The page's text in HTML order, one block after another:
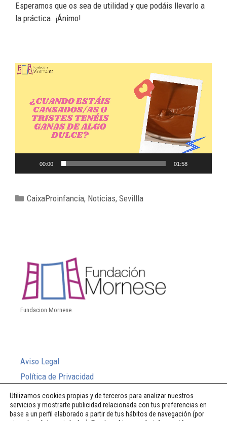
Esperamos que os sea de utilidad y que podáis llevarlo a
la práctica. ¡Ánimo!
Reproductor
00:00 01:58
CaixaProinfancia, Noticias,Sevillla
Fundacion Mornese.
Aviso Legal
Política de Privacidad
Política de Cookies
Sistema Interno de Información
Utilizamos cookies propias y de terceros para analizar nuestros
servicios y mostrarte publicidad relacionada con tus preferencias en
base a un perfil elaborado a partir de tus hábitos de navegación (por